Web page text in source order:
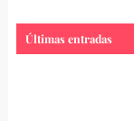
Últimas entradas